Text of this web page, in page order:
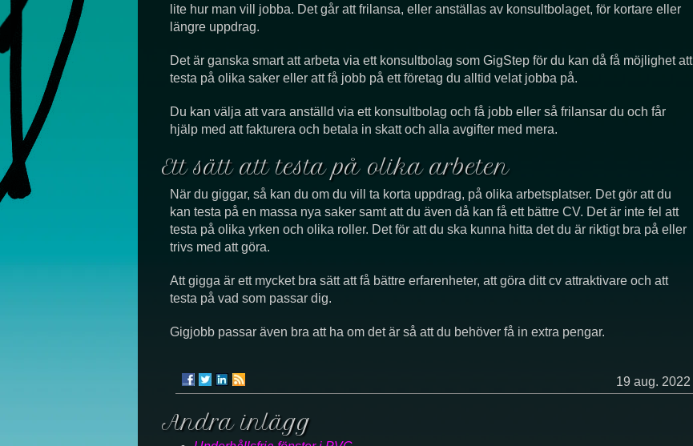
lite hur man vill jobba. Det går att frilansa, eller anställas av konsultbolaget, för kortare eller
längre uppdrag.
Det är ganska smart att arbeta via ett konsultbolag som GigStep för du kan då få möjlighet att
testa på olika saker eller att få jobb på ett företag du alltid velat jobba på.
Du kan välja att vara anställd via ett konsultbolag och få jobb eller så frilansar du och får
hjälp med att fakturera och betala in skatt och alla avgifter med mera.
Ett sätt att testa på olika arbeten
När du giggar, så kan du om du vill ta korta uppdrag, på olika arbetsplatser. Det gör att du
kan testa på en massa nya saker samt att du även då kan få ett bättre CV. Det är inte fel att
testa på olika yrken och olika roller. Det för att du ska kunna hitta det du är riktigt bra på eller
trivs med att göra.
Att gigga är ett mycket bra sätt att få bättre erfarenheter, att göra ditt cv attraktivare och att
testa på vad som passar dig.
Gigjobb passar även bra att ha om det är så att du behöver få in extra pengar.
19 aug. 2022
Andra inlägg